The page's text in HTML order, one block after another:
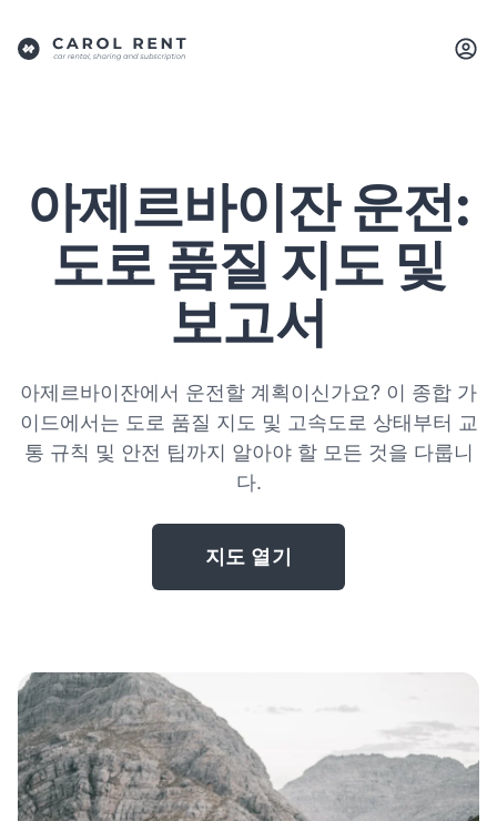
아제르바이잔 운전:
도로 품질 지도 및
보고서
아제르바이잔에서 운전할 계획이신가요? 이 종합 가
이드에서는 도로 품질 지도 및 고속도로 상태부터 교
통 규칙 및 안전 팁까지 알아야 할 모든 것을 다룹니
다.
지도 열기